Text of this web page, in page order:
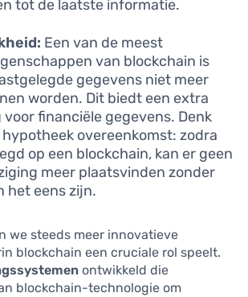
tot de laatste informatie.
Een van de meest
van blockchain is
gegevens niet meer
worden. Dit biedt een extra
financiële gegevens. Denk
overeenkomst: zodra
op een blockchain, kan er geen
meer plaatsvinden zonder
het eens zijn.
we steeds meer innovatieve
blockchain een cruciale rol speelt.
ontwikkeld die
blockchain-technologie om